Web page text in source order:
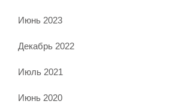
Июнь 2023
Декабрь 2022
Июль 2021
Июнь 2020